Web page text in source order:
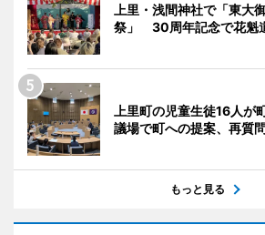
上里・浅間神社で「東大
祭」 30周年記念で花魁
上里町の児童生徒16人
議場で町への提案、再質
もっと見る